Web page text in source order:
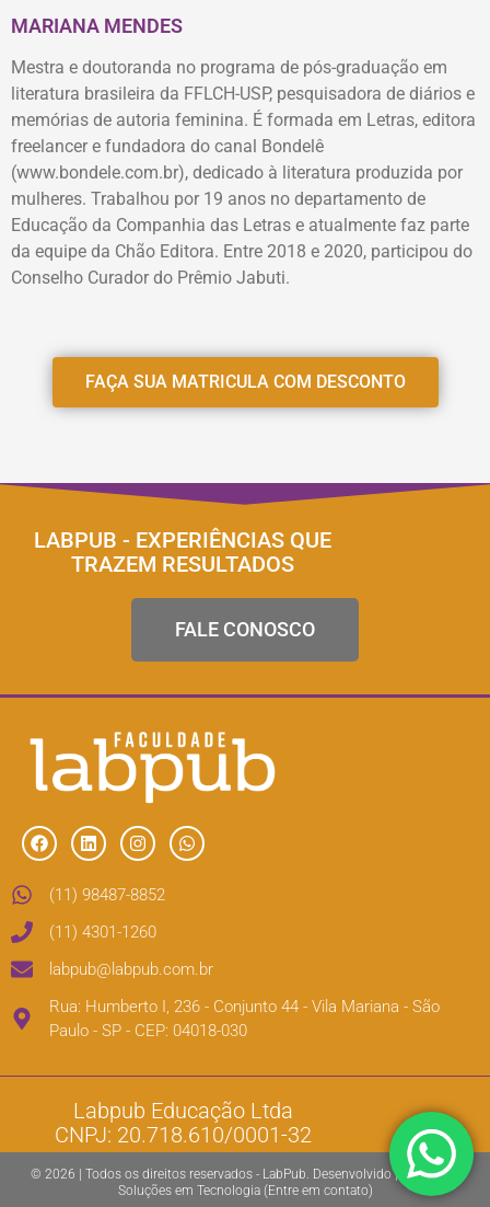
MARIANA MENDES
Mestra e doutoranda no programa de pós-graduação em
literatura brasileira da FFLCH-USP, pesquisadora de diários e
memórias de autoria feminina. É formada em Letras, editora
freelancer e fundadora do canal Bondelê
(www.bondele.com.br), dedicado à literatura produzida por
mulheres. Trabalhou por 19 anos no departamento de
Educação da Companhia das Letras e atualmente faz parte
da equipe da Chão Editora. Entre 2018 e 2020, participou do
Conselho Curador do Prêmio Jabuti.
FAÇA SUA MATRICULA COM DESCONTO
LABPUB - EXPERIÊNCIAS QUE
TRAZEM RESULTADOS
FALE CONOSCO
(11) 98487-8852
(11) 4301-1260
labpub@labpub.com.br
Rua: Humberto I, 236 - Conjunto 44 - Vila Mariana - São
Paulo - SP - CEP: 04018-030
Labpub Educação Ltda
CNPJ: 20.718.610/0001-32
© 2026 | Todos os direitos reservados - LabPub. Desenvolvido por EMBEX
Soluções em Tecnologia (Entre em contato)